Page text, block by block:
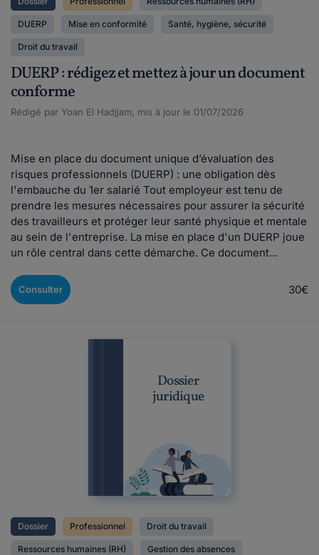
DUERP Mise en conformité Santé, hygiène, sécurité
Droit du travail
DUERP : rédigez et mettez à jour un document
conforme
Rédigé par Yoan El Hadjjam, mis à jour le 01/07/2026
Mise en place du document unique d’évaluation des
risques professionnels (DUERP) : une obligation dès
l'embauche du 1er salarié Tout employeur est tenu de
prendre les mesures nécessaires pour assurer la sécurité
des travailleurs et protéger leur santé physique et mentale
au sein de l'entreprise. La mise en place d'un DUERP joue
un rôle central dans cette démarche. Ce document...
Consulter 30€
Dossier
juridique
Dossier Professionnel Droit du travail
Ressources humaines (RH) Gestion des absences